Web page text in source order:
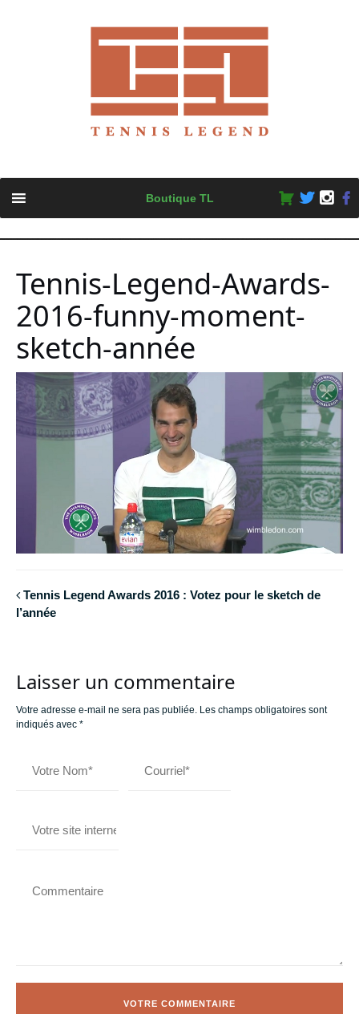
content
Boutique TL
Tennis-Legend-Awards-
2016-funny-moment-
sketch-année
Tennis Legend Awards 2016 : Votez pour le sketch de
l’année
Laisser un commentaire
Votre adresse e-mail ne sera pas publiée. Les champs obligatoires sont
indiqués avec *